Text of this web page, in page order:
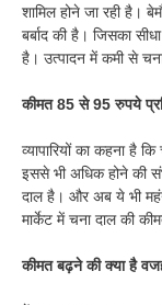
शामिल होने जा रही है।
बर्बाद की है। जिसका
है। उत्पादन में कमी से
कीमत 85 से 95 रुपये
व्यापारियों का कहना है
इससे भी अधिक होने की
दाल है। और अब ये भी
मार्केट में चना दाल की
कीमत बढ़ने की क्या है